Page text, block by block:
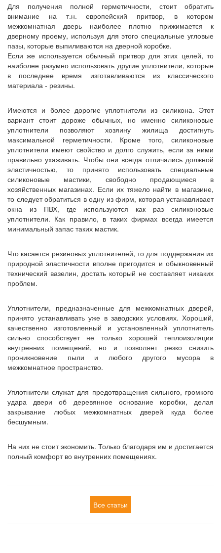
Для получения полной герметичности, стоит обратить
внимание на т.н. европейский притвор, в котором
межкомнатная дверь наиболее плотно прижимается к
дверному проему, используя для этого специальные угловые
пазы, которые выпиливаются на дверной коробке.
Если же используется обычный притвор для этих целей, то
наиболее разумно использовать другие уплотнители, которые
в последнее время изготавливаются из классического
материала - резины.
Имеются и более дорогие уплотнители из силикона. Этот
вариант стоит дороже обычных, но именно силиконовые
уплотнители позволяют хозяину жилища достигнуть
максимальной герметичности. Кроме того, силиконовые
уплотнители имеют свойство и долго служить, если за ними
правильно ухаживать. Чтобы они всегда отличались должной
эластичностью, то принято использовать специальные
силиконовые мастики, свободно продающиеся в
хозяйственных магазинах. Если их тяжело найти в магазине,
то следует обратиться в одну из фирм, которая устанавливает
окна из ПВХ, где используются как раз силиконовые
уплотнители. Как правило, в таких фирмах всегда имеется
минимальный запас таких мастик.
Что касается резиновых уплотнителей, то для поддержания их
природной эластичности вполне пригодится и обыкновенный
технический вазелин, достать который не составляет никаких
проблем.
Уплотнители, предназначенные для межкомнатных дверей,
принято устанавливать уже в заводских условиях. Хороший,
качественно изготовленный и установленный уплотнитель
сильно способствует не только хорошей теплоизоляции
внутренних помещений, но и позволяет резко снизить
проникновение пыли и любого другого мусора в
межкомнатное пространство.
Уплотнители служат для предотвращения сильного, громкого
удара двери об деревянное основание коробки, делая
закрывание любых межкомнатных дверей куда более
бесшумным.
На них не стоит экономить. Только благодаря им и достигается
полный комфорт во внутренних помещениях.
Все статьи